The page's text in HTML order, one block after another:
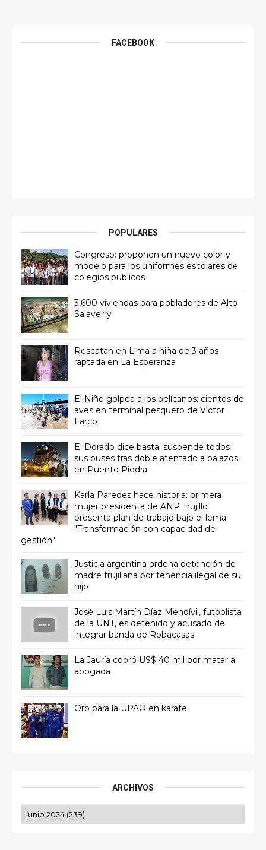
FACEBOOK
POPULARES
Congreso: proponen un nuevo color y
modelo para los uniformes escolares de
colegios públicos
3,600 viviendas para pobladores de Alto
Salaverry
Rescatan en Lima a niña de 3 años
raptada en La Esperanza
El Niño golpea a los pelícanos: cientos de
aves en terminal pesquero de Víctor
Larco
El Dorado dice basta: suspende todos
sus buses tras doble atentado a balazos
en Puente Piedra
Karla Paredes hace historia: primera
mujer presidenta de ANP Trujillo
presenta plan de trabajo bajo el lema
"Transformación con capacidad de
gestión"
Justicia argentina ordena detención de
madre trujillana por tenencia ilegal de su
hijo
José Luis Martín Díaz Mendívil, futbolista
de la UNT, es detenido y acusado de
integrar banda de Robacasas
La Jauría cobró US$ 40 mil por matar a
abogada
Oro para la UPAO en karate
ARCHIVOS